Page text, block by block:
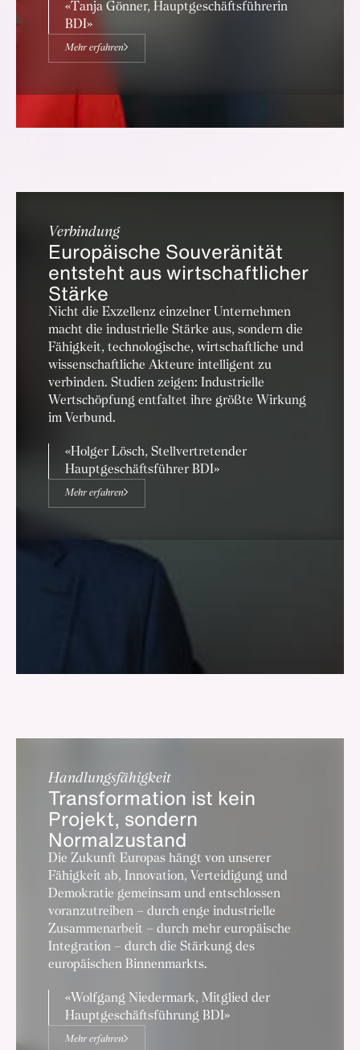
Tanja Gönner, Hauptgeschäftsführerin
BDI
Mehr erfahren
Verbindung
Europäische Souveränität
entsteht aus wirtschaftlicher
Stärke
Nicht die Exzellenz einzelner Unternehmen
macht die industrielle Stärke aus, sondern die
Fähigkeit, technologische, wirtschaftliche und
wissenschaftliche Akteure intelligent zu
verbinden. Studien zeigen: Industrielle
Wertschöpfung entfaltet ihre größte Wirkung
im Verbund.
Holger Lösch, Stellvertretender
Hauptgeschäftsführer BDI
Mehr erfahren
Handlungsfähigkeit
Transformation ist kein
Projekt, sondern
Normalzustand
Die Zukunft Europas hängt von unserer
Fähigkeit ab, Innovation, Verteidigung und
Demokratie gemeinsam und entschlossen
voranzutreiben – durch enge industrielle
Zusammenarbeit – durch mehr europäische
Integration – durch die Stärkung des
europäischen Binnenmarkts.
Wolfgang Niedermark, Mitglied der
Hauptgeschäftsführung BDI
Mehr erfahren